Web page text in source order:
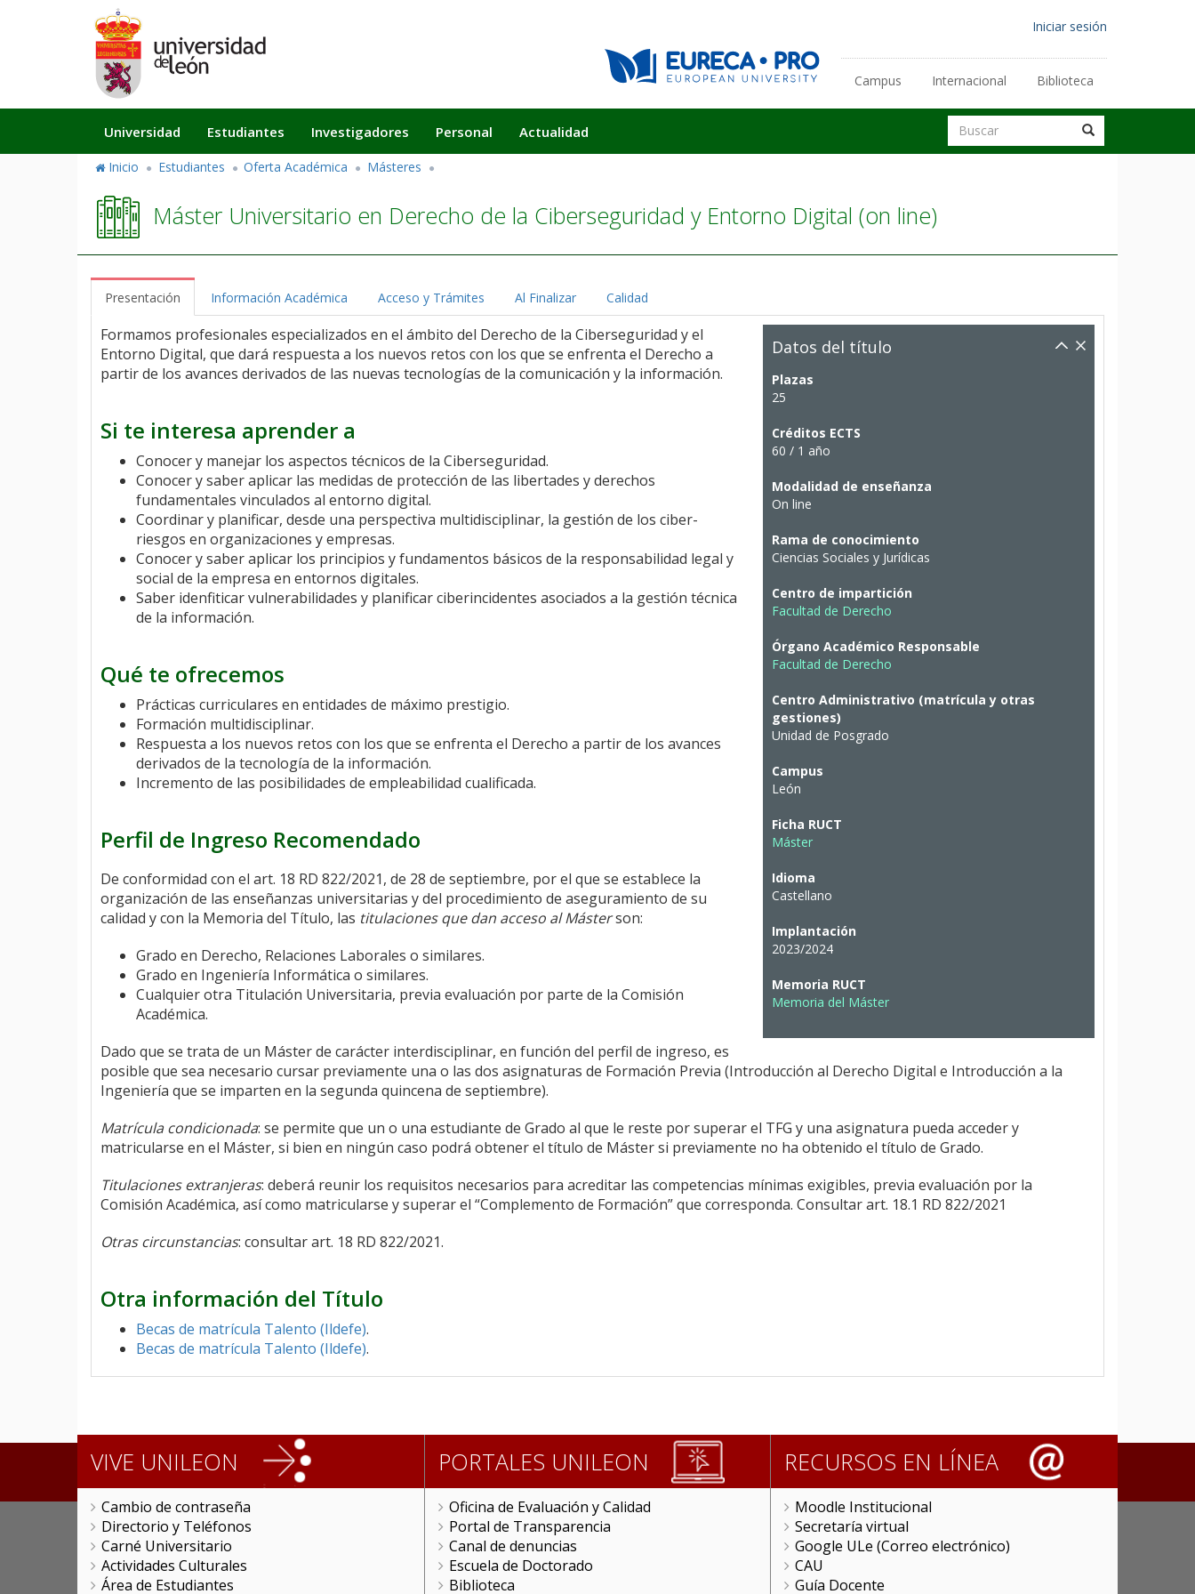
Menú
cuenta
de
usuario
Iniciar sesión
Enlaces
secundarios
Campus Internacional Biblioteca
Buscar
Buscar Buscar
Navegación
principal
Universidad Estudiantes Investigadores Personal Actualidad
Inicio Estudiantes Oferta Académica Másteres
Máster Universitario en Derecho de la Ciberseguridad y Entorno Digital (on line)
Presentación Información Académica Acceso y Trámites Al Finalizar Calidad
Datos del título
Plazas
25
Créditos ECTS
60 / 1 año
Modalidad de enseñanza
On line
Rama de conocimiento
Ciencias Sociales y Jurídicas
Centro de impartición
Facultad de Derecho
Órgano Académico Responsable
Facultad de Derecho
Centro Administrativo (matrícula y otras
gestiones)
Unidad de Posgrado
Campus
León
Ficha RUCT
Máster
Idioma
Castellano
Implantación
2023/2024
Memoria RUCT
Memoria del Máster
Formamos profesionales especializados en el ámbito del Derecho de la Ciberseguridad y el
Entorno Digital, que dará respuesta a los nuevos retos con los que se enfrenta el Derecho a
partir de los avances derivados de las nuevas tecnologías de la comunicación y la información.
Si te interesa aprender a
Conocer y manejar los aspectos técnicos de la Ciberseguridad.
Conocer y saber aplicar las medidas de protección de las libertades y derechos
fundamentales vinculados al entorno digital.
Coordinar y planificar, desde una perspectiva multidisciplinar, la gestión de los ciber-
riesgos en organizaciones y empresas.
Conocer y saber aplicar los principios y fundamentos básicos de la responsabilidad legal y
social de la empresa en entornos digitales.
Saber idenfiticar vulnerabilidades y planificar ciberincidentes asociados a la gestión técnica
de la información.
Qué te ofrecemos
Prácticas curriculares en entidades de máximo prestigio.
Formación multidisciplinar.
Respuesta a los nuevos retos con los que se enfrenta el Derecho a partir de los avances
derivados de la tecnología de la información.
Incremento de las posibilidades de empleabilidad cualificada.
Perfil de Ingreso Recomendado
De conformidad con el art. 18 RD 822/2021, de 28 de septiembre, por el que se establece la
organización de las enseñanzas universitarias y del procedimiento de aseguramiento de su
calidad y con la Memoria del Título, las titulaciones que dan acceso al Másterson:
Grado en Derecho, Relaciones Laborales o similares.
Grado en Ingeniería Informática o similares.
Cualquier otra Titulación Universitaria, previa evaluación por parte de la Comisión
Académica.
Dado que se trata de un Máster de carácter interdisciplinar, en función del perfil de ingreso, es
posible que sea necesario cursar previamente una o las dos asignaturas de Formación Previa (Introducción al Derecho Digital e Introducción a la
Ingeniería que se imparten en la segunda quincena de septiembre).
Matrícula condicionada: se permite que un o una estudiante de Grado al que le reste por superar el TFG y una asignatura pueda acceder y
matricularse en el Máster, si bien en ningún caso podrá obtener el título de Máster si previamente no ha obtenido el título de Grado.
Titulaciones extranjeras: deberá reunir los requisitos necesarios para acreditar las competencias mínimas exigibles, previa evaluación por la
Comisión Académica, así como matricularse y superar el “Complemento de Formación” que corresponda. Consultar art. 18.1 RD 822/2021
Otras circunstancias: consultar art. 18 RD 822/2021.
Otra información del Título
Becas de matrícula Talento (Ildefe).
Becas de matrícula Talento (Ildefe).
VIVE UNILEON
Cambio de contraseña
Directorio y Teléfonos
Carné Universitario
Actividades Culturales
Área de Estudiantes
PORTALES UNILEON
Oficina de Evaluación y Calidad
Portal de Transparencia
Canal de denuncias
Escuela de Doctorado
Biblioteca
RECURSOS EN LÍNEA
Moodle Institucional
Secretaría virtual
Google ULe (Correo electrónico)
CAU
Guía Docente